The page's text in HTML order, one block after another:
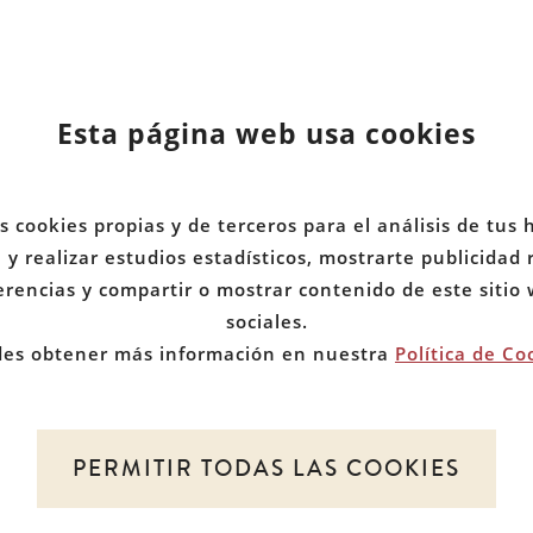
NOSOTROS
DOCUMENTOS
COMUNIDADES
Red de Juristas por la Discapacidad. Todos los
Esta página web usa cookies
cookies propias y de terceros para el análisis de tus
y realizar estudios estadísticos, mostrarte publicidad
y compartir o mostrar contenido de este sitio
sociales.
obtener más información en nuestra Política de
PERMITIR TODAS LAS COOKIES